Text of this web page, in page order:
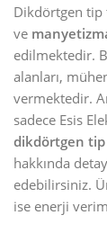
Dikdörtgen
ve
edilmektedir.
alanları,
vermektedir.
sadece Esis
dikdörtgen tip
hakkında
edebilirsiniz.
ise enerji